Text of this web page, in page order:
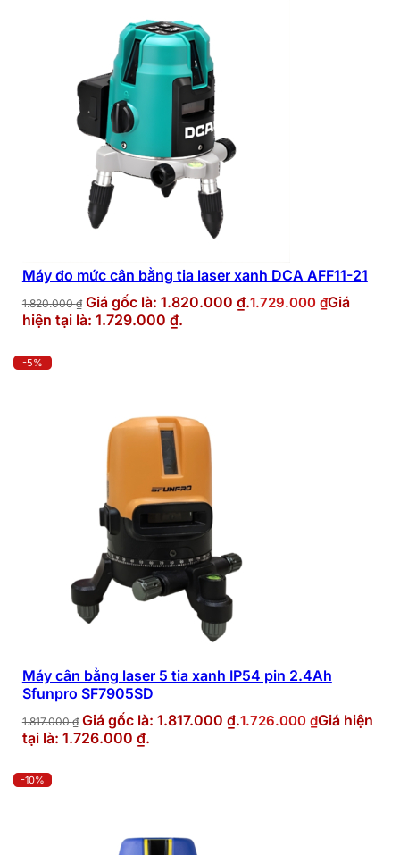
Máy đo mức cân bằng tia laser xanh DCA AFF11-21
1.820.000₫ Giá gốc là: 1.820.000 ₫.1.729.000 ₫Giá
hiện tại là: 1.729.000 ₫.
-5%
Máy cân bằng laser 5 tia xanh IP54 pin 2.4Ah
Sfunpro SF7905SD
1.817.000₫ Giá gốc là: 1.817.000 ₫.1.726.000 ₫Giá hiện
tại là: 1.726.000 ₫.
-10%